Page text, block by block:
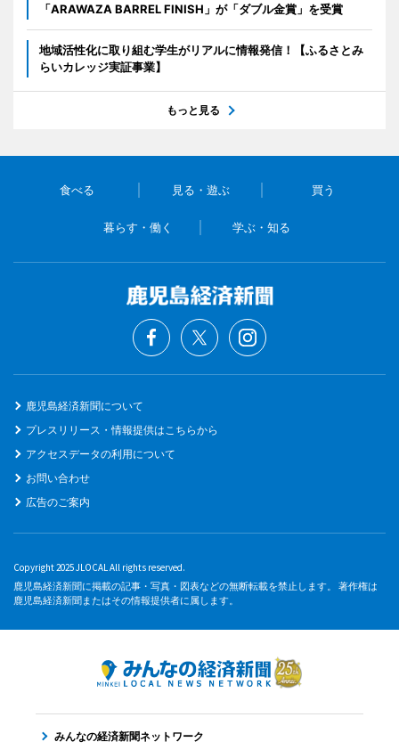
「ARAWAZA BARREL FINISH」が「ダブル金賞」を受賞
地域活性化に取り組む学生がリアルに情報発信！【ふるさとみ
らいカレッジ実証事業】
もっと見る
食べる 見る・遊ぶ 買う
暮らす・働く 学ぶ・知る
鹿児島経済新聞について
プレスリリース・情報提供はこちらから
アクセスデータの利用について
お問い合わせ
広告のご案内
Copyright 2025 JLOCAL All rights reserved.
鹿児島経済新聞に掲載の記事・写真・図表などの無断転載を禁止します。 著作権は
鹿児島経済新聞またはその情報提供者に属します。
みんなの経済新聞ネットワーク